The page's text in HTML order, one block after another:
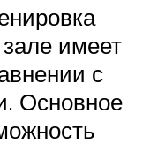
имеет
с
Основное